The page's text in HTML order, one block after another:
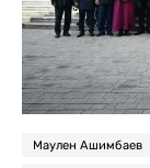
Маулен Ашимбаев